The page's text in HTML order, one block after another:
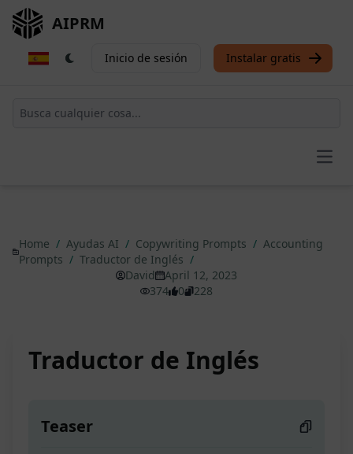
AIPRM
Inicio de sesión Instalar gratis
Home / Ayudas AI / Copywriting Prompts / Accounting
Prompts / Traductor de Inglés /
David
April 12, 2023
374
0 228
Traductor de Inglés
Teaser